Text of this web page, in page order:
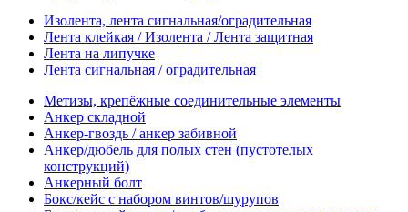
Изолента, лента сигнальная/оградительная
Лента клейкая / Изолента / Лента защитная
Лента на липучке
Лента сигнальная / оградительная
Метизы, крепёжные соединительные элементы
Анкер складной
Анкер-гвоздь / анкер забивной
Анкер/дюбель для полых стен (пустотелых
конструкций)
Анкерный болт
Бокс/кейс с набором винтов/шурупов